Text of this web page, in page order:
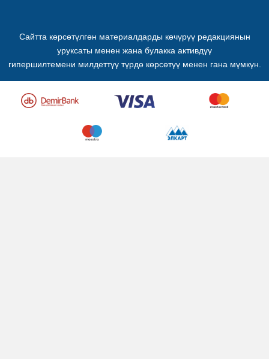
Сайтта көрсөтүлгөн материалдарды көчүрүү редакциянын
уруксаты менен жана булакка активдүү
гипершилтемени милдеттүү түрдө көрсөтүү менен гана мүмкүн.